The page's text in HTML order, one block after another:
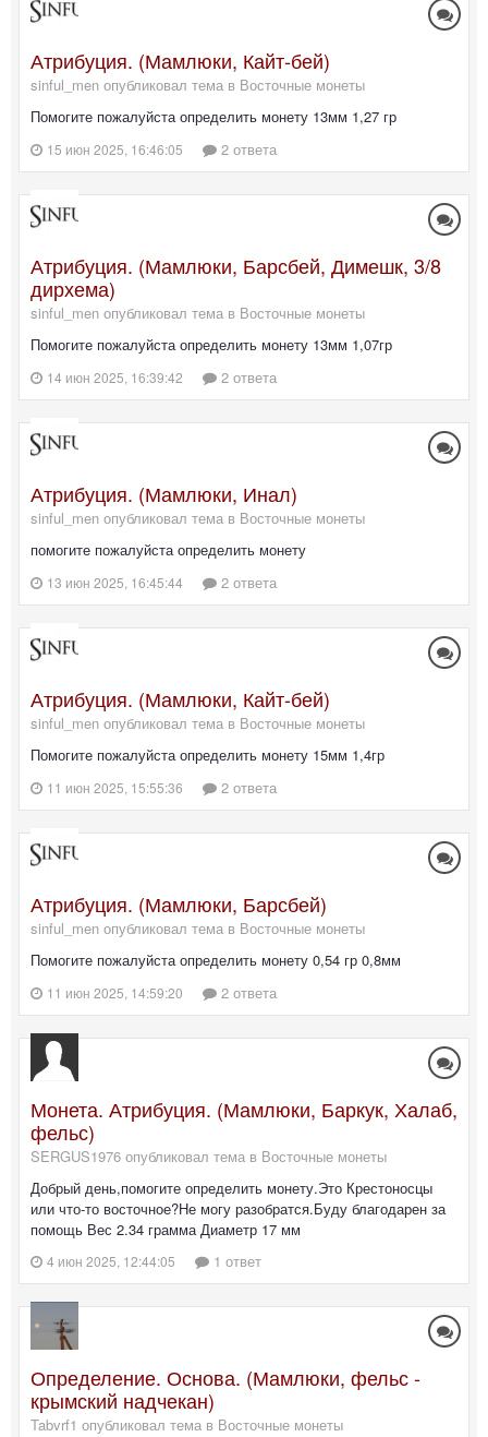
Атрибуция. (Мамлюки, Кайт-бей)
sinful_men опубликовал тема в Восточные монеты
Помогите пожалуйста определить монету 13мм 1,27 гр
15 июн 2025, 16:46:05 2 ответа
Атрибуция. (Мамлюки, Барсбей, Димешк, 3/8
дирхема)
sinful_men опубликовал тема в Восточные монеты
Помогите пожалуйста определить монету 13мм 1,07гр
14 июн 2025, 16:39:42 2 ответа
Атрибуция. (Мамлюки, Инал)
sinful_men опубликовал тема в Восточные монеты
помогите пожалуйста определить монету
13 июн 2025, 16:45:44 2 ответа
Атрибуция. (Мамлюки, Кайт-бей)
sinful_men опубликовал тема в Восточные монеты
Помогите пожалуйста определить монету 15мм 1,4гр
11 июн 2025, 15:55:36 2 ответа
Атрибуция. (Мамлюки, Барсбей)
sinful_men опубликовал тема в Восточные монеты
Помогите пожалуйста определить монету 0,54 гр 0,8мм
11 июн 2025, 14:59:20 2 ответа
Монета. Атрибуция. (Мамлюки, Баркук, Халаб,
фельс)
SERGUS1976 опубликовал тема в Восточные монеты
Добрый день,помогите определить монету.Это Крестоносцы
или что-то восточное?Не могу разобратся.Буду благодарен за
помощь Вес 2.34 грамма Диаметр 17 мм
4 июн 2025, 12:44:05 1 ответ
Определение. Основа. (Мамлюки, фельс -
крымский надчекан)
Tabvrf1 опубликовал тема в Восточные монеты